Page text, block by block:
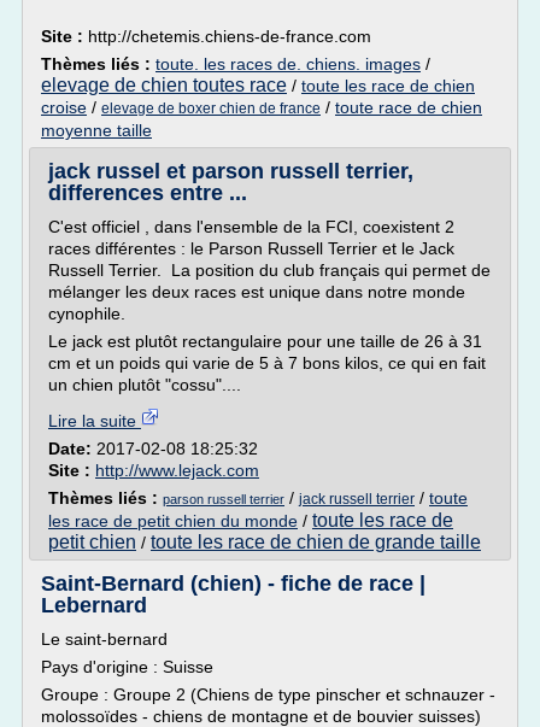
Site : http://chetemis.chiens-de-france.com
Thèmes liés : toute. les races de. chiens. images /
elevage de chien toutes race / toute les race de chien
croise / elevage de boxer chien de france / toute race de chien
moyenne taille
jack russel et parson russell terrier,
differences entre ...
C'est officiel , dans l'ensemble de la FCI, coexistent 2
races différentes : le Parson Russell Terrier et le Jack
Russell Terrier. La position du club français qui permet de
mélanger les deux races est unique dans notre monde
cynophile.
Le jack est plutôt rectangulaire pour une taille de 26 à 31
cm et un poids qui varie de 5 à 7 bons kilos, ce qui en fait
un chien plutôt "cossu"....
Lire la suite
Date: 2017-02-08 18:25:32
Site : http://www.lejack.com
Thèmes liés : parson russell terrier / jack russell terrier / toute
les race de petit chien du monde / toute les race de
petit chien / toute les race de chien de grande taille
Saint-Bernard (chien) - fiche de race |
Lebernard
Le saint-bernard
Pays d'origine : Suisse
Groupe : Groupe 2 (Chiens de type pinscher et schnauzer -
molossoïdes - chiens de montagne et de bouvier suisses)